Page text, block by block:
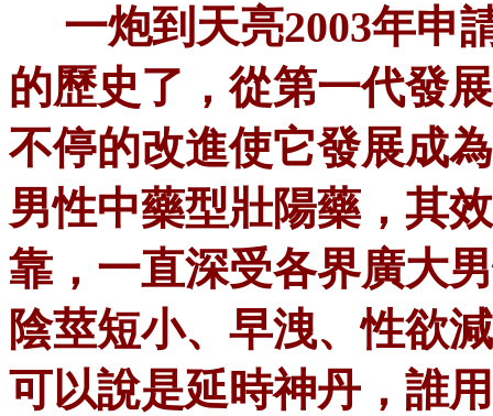
一炮到天亮2003年申
的歷史了，從第一代發
不停的改進使它發展成
男性中藥型壯陽藥，其
靠，一直深受各界廣大
陰莖短小、早洩、性欲
可以說是延時神丹，誰